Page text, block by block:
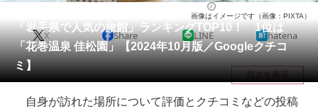
会員記事
メディア
注目記事を集めた総合ページ
「岩手県で人気の旅館」ランキングTOP10！ 1位は
「花巻温泉 佳松園」【2024年10月版／Googleクチコ
ミ】
画像はイメージです（画像：PIXTA）
X Share LINE hatena
目次を表示
自身が訪れた場所について評価とクチコミなどの投稿